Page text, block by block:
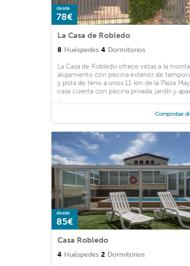
desde
78€
La Casa de Robledo
8 Huéspedes 4 Dormitorios
La Casa de Robledo ofrece vistas a la
alojamiento con piscina exterior de
y pista de tenis a unos 11 km de la Plaza
casa cuenta con piscina privada, jardín y
...
Comprobar
desde
85€
Casa Robledo
4 Huéspedes 2 Dormitorios